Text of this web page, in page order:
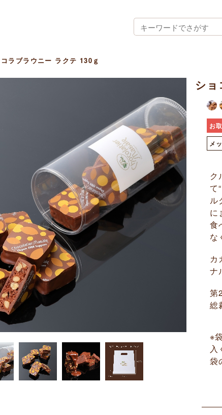
ラブラウニー ラクテ 130ｇ
シ
お
メ
ク
て
ル
に
食
な
カ
ナ
第
総
※
入
袋